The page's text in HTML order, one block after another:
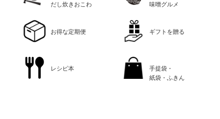
だし炊きおこわ
味噌グルメ
お得な定期便 ギフトを贈る
レシピ本
手提袋・
紙袋・ふきん